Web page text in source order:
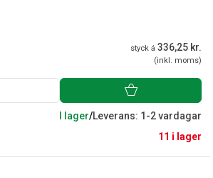
styck á 336,25 kr.
(inkl. moms)
I lager/Leverans: 1-2 vardagar
11 i lager